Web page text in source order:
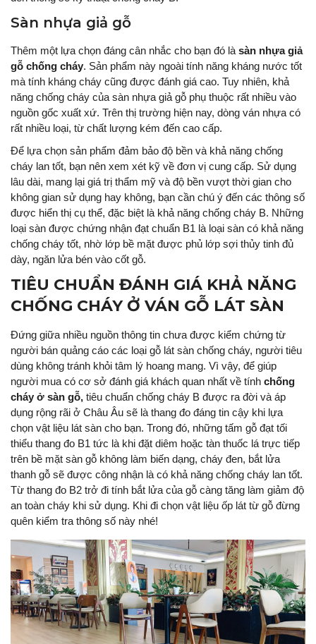
Sàn nhựa giả gỗ
Thêm một lựa chọn đáng cân nhắc cho bạn đó là sàn nhựa giả
gỗ chống cháy. Sản phẩm này ngoài tính năng kháng nước tốt
mà tính kháng cháy cũng được đánh giá cao. Tuy nhiên, khả
năng chống cháy của sàn nhựa giả gỗ phụ thuộc rất nhiều vào
nguồn gốc xuất xứ. Trên thị trường hiện nay, dòng ván nhựa có
rất nhiều loại, từ chất lượng kém đến cao cấp.
Để lựa chọn sản phẩm đảm bảo độ bền và khả năng chống
cháy lan tốt, bạn nên xem xét kỹ về đơn vị cung cấp. Sử dụng
lâu dài, mang lại giá trị thẩm mỹ và độ bền vượt thời gian cho
không gian sử dụng hay không, bạn cần chú ý đến các thông số
được hiển thị cụ thể, đặc biệt là khả năng chống cháy B. Những
loại sàn được chứng nhận đạt chuẩn B1 là loại sàn có khả năng
chống cháy tốt, nhờ lớp bề mặt được phủ lớp sợi thủy tinh đủ
dày, ngăn lửa bén vào cốt gỗ.
TIÊU CHUẨN ĐÁNH GIÁ KHẢ NĂNG
CHỐNG CHÁY Ở VÁN GỖ LÁT SÀN
Đứng giữa nhiều nguồn thông tin chưa được kiểm chứng từ
người bán quảng cáo các loại gỗ lát sàn chống cháy, người tiêu
dùng không tránh khỏi tâm lý hoang mang. Vì vậy, để giúp
người mua có cơ sở đánh giá khách quan nhất về tính chống
cháy ở sàn gỗ, tiêu chuẩn chống cháy B được ra đời và áp
dụng rộng rãi ở Châu Âu sẽ là thang đo đáng tin cậy khi lựa
chọn vật liệu lát sàn cho bạn. Trong đó, những tấm gỗ đạt tối
thiểu thang đo B1 tức là khi đặt diêm hoặc tàn thuốc lá trực tiếp
trên bề mặt sàn gỗ không làm biến dạng, cháy đen, bắt lửa
thanh gỗ sẽ được công nhận là có khả năng chống cháy lan tốt.
Từ thang đo B2 trở đi tính bắt lửa của gỗ càng tăng làm giảm độ
an toàn cháy khi sử dụng. Khi đi chọn vật liệu ốp lát từ gỗ đừng
quên kiểm tra thông số này nhé!